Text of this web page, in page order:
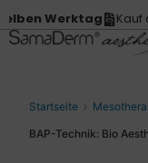
Kauf auf
Startseite
BAP-Technik: Bio